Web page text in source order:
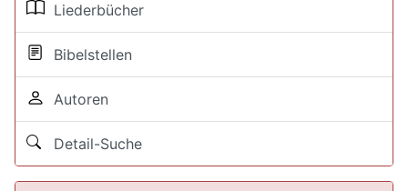
Liederbücher
Bibelstellen
Autoren
Detail-Suche